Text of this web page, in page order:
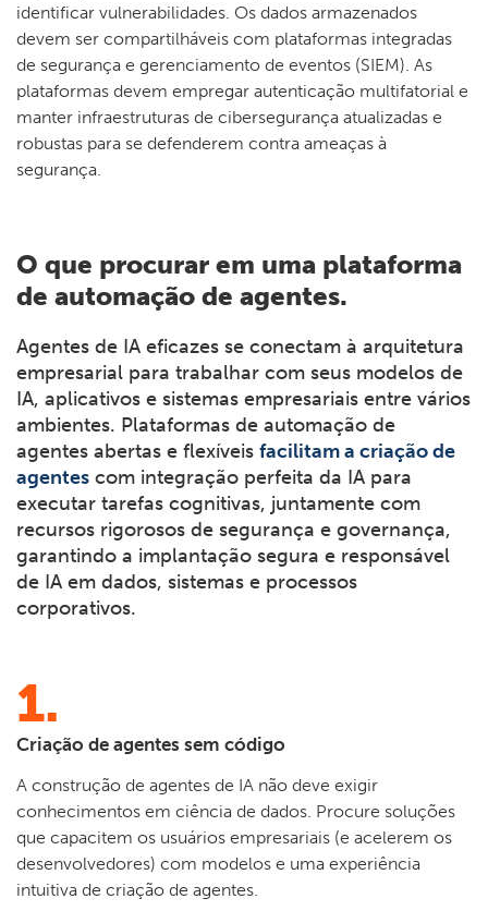
identificar vulnerabilidades. Os dados armazenados
devem ser compartilháveis com plataformas integradas
de segurança e gerenciamento de eventos (SIEM). As
plataformas devem empregar autenticação multifatorial e
manter infraestruturas de cibersegurança atualizadas e
robustas para se defenderem contra ameaças à
segurança.
O que procurar em uma plataforma
de automação de agentes.
Agentes de IA eficazes se conectam à arquitetura
empresarial para trabalhar com seus modelos de
IA, aplicativos e sistemas empresariais entre vários
ambientes. Plataformas de automação de
agentes abertas e flexíveis facilitam a criação de
agentes com integração perfeita da IA para
executar tarefas cognitivas, juntamente com
recursos rigorosos de segurança e governança,
garantindo a implantação segura e responsável
de IA em dados, sistemas e processos
corporativos.
1.
Criação de agentes sem código
A construção de agentes de IA não deve exigir
conhecimentos em ciência de dados. Procure soluções
que capacitem os usuários empresariais (e acelerem os
desenvolvedores) com modelos e uma experiência
intuitiva de criação de agentes.